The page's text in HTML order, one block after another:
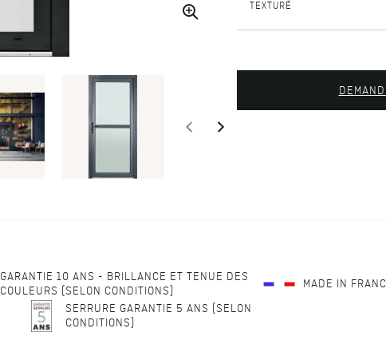
TEXTURÉ
GARANTIE 10 ANS - BRILLANCE ET TENUE DES
COULEURS (SELON CONDITIONS)
MADE IN
SERRURE GARANTIE 5 ANS (SELON
CONDITIONS)